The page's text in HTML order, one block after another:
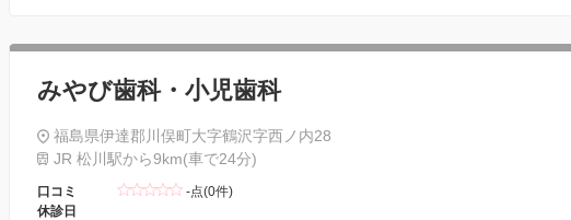
みやび歯科・小児歯科
福島県伊達郡川俣町大字鶴沢字西ノ内28
JR 松川駅から9km(車で24分)
口コミ
-点(0件)
休診日